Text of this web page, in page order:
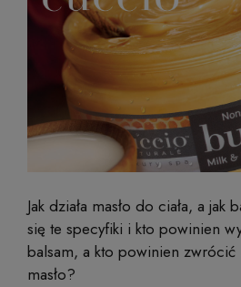
Jak działa masło do ciała, a
się te specyfiki i kto powinien
balsam, a kto powinien zwrócić
masło?